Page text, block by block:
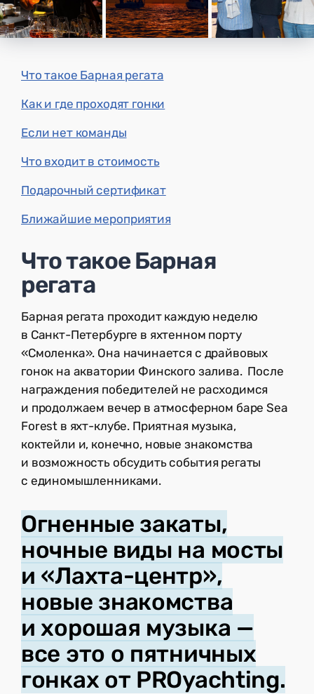
Что такое Барная регата
Как и где проходят гонки
Если нет команды
Что входит в стоимость
Подарочный сертификат
Ближайшие мероприятия
Что такое Барная
регата
Барная регата проходит каждую неделю
в Санкт-Петербурге в яхтенном порту
«Смоленка». Она начинается с драйвовых
гонок на акватории Финского залива. После
награждения победителей не расходимся
и продолжаем вечер в атмосферном баре Sea
Forest в яхт-клубе. Приятная музыка,
коктейли и, конечно, новые знакомства
и возможность обсудить события регаты
с единомышленниками.
Огненные закаты,
ночные виды на мосты
и «Лахта-центр»,
новые знакомства
и хорошая музыка —
все это о пятничных
гонках от PROyachting.